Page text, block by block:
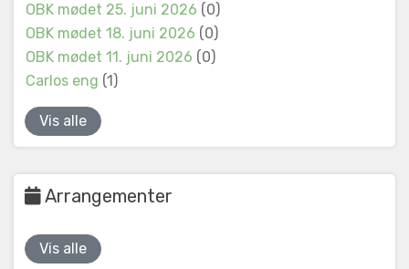
OBK mødet 25. juni 2026 (0)
OBK mødet 18. juni 2026 (0)
OBK mødet 11. juni 2026 (0)
Carlos eng (1)
Vis alle
Arrangementer
Vis alle